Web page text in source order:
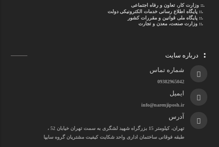
.::وزارت کار، تعاون و رفاه اجتماعی
.::پایگاه اطلاع رسانی خدمات الکترونیکی دولت
.::پایگاه ملی قوانین و مقررات کشور
.:: وزارت صنعت، معدن و تجارت
درباره سایت
شماره تماس
09382965042
ایمیل
info@narenjiposh.ir
آدرس
تهران، کیلومتر 15 بزرگراه شهید لشگری به سمت تهران خیابان 52 ،
طبقه فوقانی ساختمان اداری واحد شکایت کیفیت مشتریان گروه سایپا